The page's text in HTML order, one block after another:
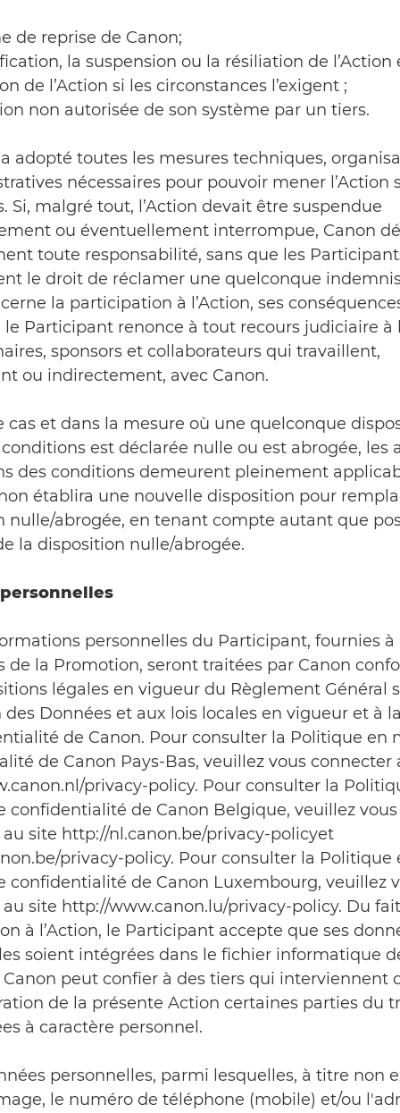
de reprise de Canon;
la suspension ou la résiliation de l’Action
de l’Action si les circonstances l’exigent ;
non autorisée de son système par un tiers.
a adopté toutes les mesures techniques,
nécessaires pour pouvoir mener l’Action
Si, malgré tout, l’Action devait être suspendue
ou éventuellement interrompue, Canon
toute responsabilité, sans que les
le droit de réclamer une quelconque
la participation à l’Action, ses
le Participant renonce à tout recours judiciaire à
sponsors et collaborateurs qui travaillent,
ou indirectement, avec Canon.
cas et dans la mesure où une quelconque
est déclarée nulle ou est abrogée, les
des conditions demeurent pleinement
établira une nouvelle disposition pour
nulle/abrogée, en tenant compte autant que
la disposition nulle/abrogée.
personnelles du Participant, fournies à
de la Promotion, seront traitées par Canon
légales en vigueur du Règlement Général
Données et aux lois locales en vigueur et à
de Canon. Pour consulter la Politique en
de Canon Pays-Bas, veuillez vous connecter
privacy-policy. Pour consulter la
confidentialité de Canon Belgique, veuillez vous
site http://nl.canon.be/privacy-policyet
privacy-policy. Pour consulter la Politique
confidentialité de Canon Luxembourg, veuillez
site http://www.canon.lu/privacy-policy. Du
à l’Action, le Participant accepte que ses
soient intégrées dans le fichier informatique
Canon peut confier à des tiers qui interviennent
de la présente Action certaines parties du
à caractère personnel.
personnelles, parmi lesquelles, à titre non
le numéro de téléphone (mobile) et/ou